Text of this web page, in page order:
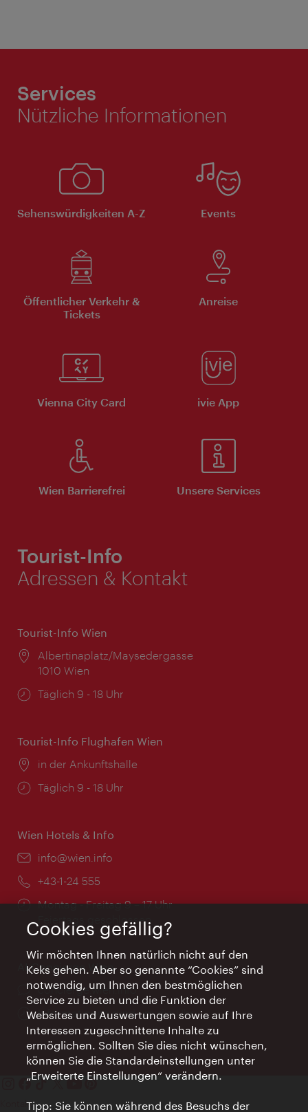
Services
Nützliche Informationen
Sehenswürdigkeiten A-Z Events
Öffentlicher Verkehr &
Tickets
Anreise
Vienna City Card ivie App
Wien Barrierefrei Unsere Services
Tourist-Info
Adressen & Kontakt
Tourist-Info Wien
Ort:
Albertinaplatz/Maysedergasse
1010 Wien
Öffnungszeiten:
Täglich 9 - 18 Uhr
Tourist-Info Flughafen Wien
Ort:
in der Ankunftshalle
Öffnungszeiten:
Täglich 9 - 18 Uhr
Wien Hotels & Info
Email:
info@wien.info
Telefon:
+43-1-24 555
Öffnungszeiten:
Montag - Freitag 9 – 17 Uhr
Feiertags geschlossen
AI Concierge Wien
Ort:
concierge.wien.info
Öffnungszeiten:
Informationen rund um die Uhr
Kontakt
Cookies gefällig?
Wir möchten Ihnen natürlich nicht auf den
Keks gehen. Aber so genannte “Cookies” sind
notwendig, um Ihnen den bestmöglichen
Service zu bieten und die Funktion der
Websites und Auswertungen sowie auf Ihre
Interessen zugeschnittene Inhalte zu
ermöglichen. Sollten Sie dies nicht wünschen,
können Sie die Standardeinstellungen unter
„Erweiterte Einstellungen“ verändern.
Tipp: Sie können während des Besuchs der